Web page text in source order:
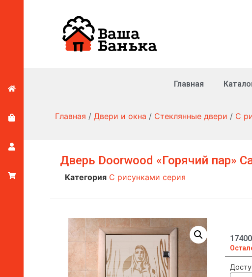
Главная
Главная / Двери и окна / Стеклянные двери / С
Дверь Doorwood «Горячий пар»
Категория С рисунками серия